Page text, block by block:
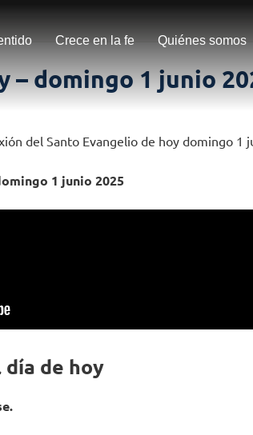
Crece en la fe Quiénes somos
– domingo 1 junio
del Santo Evangelio de hoy domingo 1
1 junio 2025
de hoy